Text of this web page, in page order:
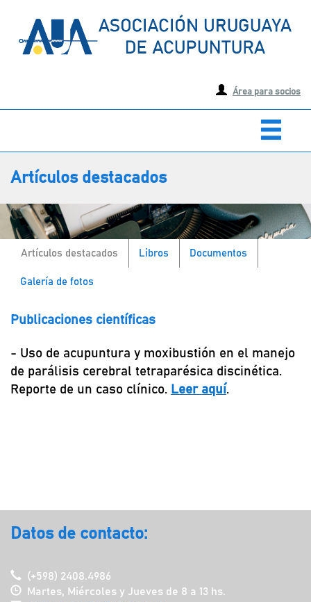
Área para socios
Artículos destacados
Artículos destacados Libros Documentos
Galería de fotos
Publicaciones científicas
- Uso de acupuntura y moxibustión en el manejo
de parálisis cerebral tetraparésica discinética.
Reporte de un caso clínico. Leer aquí.
Datos de contacto:
(+598) 2408.4986
Martes, Miércoles y Jueves de 8 a 13 hs.